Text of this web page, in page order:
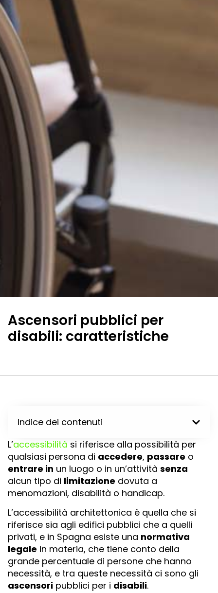
Ascensori pubblici per
disabili: caratteristiche
Indice dei contenuti
L’accessibilità si riferisce alla possibilità per
qualsiasi persona di accedere, passare o
entrare in un luogo o in un’attività senza
alcun tipo di limitazione dovuta a
menomazioni, disabilità o handicap.
L’accessibilità architettonica è quella che si
riferisce sia agli edifici pubblici che a quelli
privati, e in Spagna esiste una normativa
legale in materia, che tiene conto della
grande percentuale di persone che hanno
necessità, e tra queste necessità ci sono gli
ascensori pubblici per i disabili.